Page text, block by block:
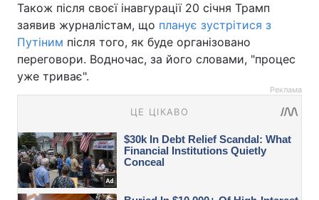
Також після своєї інавгурації 20 січня Трамп
заявив журналістам, що планує зустрітися з
Путіним після того, як буде організовано
переговори. Водночас, за його словами, "процес
уже триває".
Реклама